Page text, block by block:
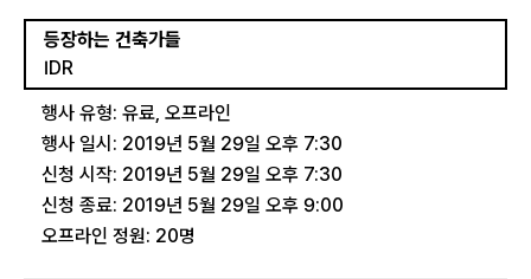
등장하는 건축가들
IDR
행사 유형: 유료, 오프라인
행사 일시: 2019년 5월 29일 오후 7:30
신청 시작: 2019년 5월 29일 오후 7:30
신청 종료: 2019년 5월 29일 오후 9:00
오프라인 정원: 20명